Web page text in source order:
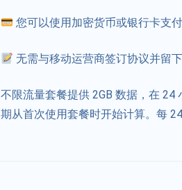
您可以使用加密货币或银行卡支付
无需与移动运营商签订协议并留
不限流量套餐提供 2GB 数据，在
期从首次使用套餐时开始计算。每